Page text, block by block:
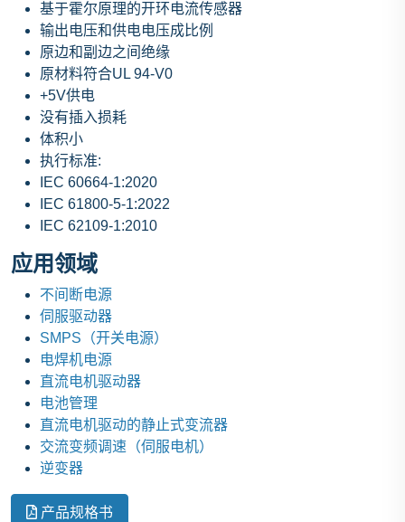
基于霍尔原理的开环电流传感器
输出电压和供电电压成比例
原边和副边之间绝缘
原材料符合UL 94-V0
+5V供电
没有插入损耗
体积小
执行标准:
IEC 60664-1:2020
IEC 61800-5-1:2022
IEC 62109-1:2010
应用领域
不间断电源
伺服驱动器
SMPS（开关电源）
电焊机电源
直流电机驱动器
电池管理
直流电机驱动的静止式变流器
交流变频调速（伺服电机）
逆变器
产品规格书